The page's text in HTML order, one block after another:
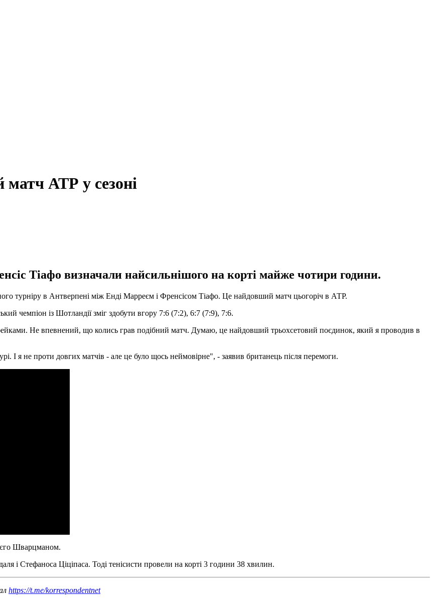
матч АТР у сезоні
Тіафо визначали найсильнішого на корті майже чотири години.
турніру в Антверпені між Енді Марреєм і Френсісом Тіафо. Це найдовший матч цьогоріч в АТР.
чемпіон із Шотландії зміг здобути вгору 7:6 (7:2), 6:7 (7:9), 7:6.
Не впевнений, що колись грав подібний матч. Думаю, це найдовший трьохсетовий поєдинок, який я проводив в
І я не проти довгих матчів - але це було щось неймовірне", - заявив британець після перемоги.
Шварцманом.
і Стефаноса Ціціпаса. Тоді тенісисти провели на корті 3 години 38 хвилин.
https://t.me/korrespondentnet